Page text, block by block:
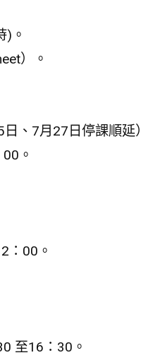
)。
）。
、7月27日停課順延）
。
：00。
至16：30。